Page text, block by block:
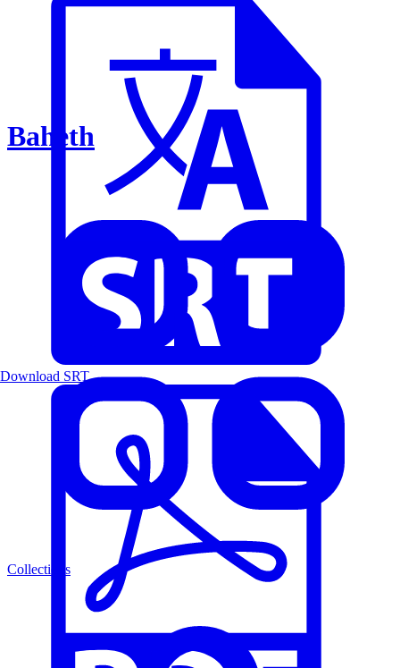
Baheth
Collections
Download SRT